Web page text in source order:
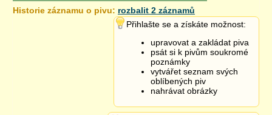
Historie záznamu o pivu: rozbalit 2 záznamů
Přihlašte se a získáte možnost:
upravovat a zakládat piva
psát si k pivům soukromé
poznámky
vytvářet seznam svých
oblíbených piv
nahrávat obrázky